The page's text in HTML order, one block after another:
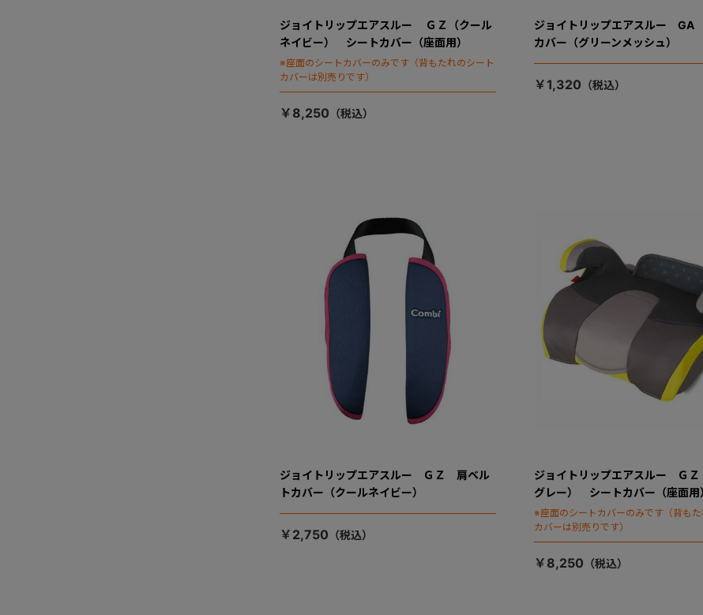
ジョイトリップエアスルー ＧＺ（クール
ネイビー） シートカバー（座面用）
※座面のシートカバーのみです（背もたれのシート
カバーは別売りです）
￥8,250
ジョイトリップエアスルー GA
カバー（グリーンメッシュ）
￥1,320
ジョイトリップエアスルー ＧＺ 肩ベル
トカバー（クールネイビー）
￥2,750
ジョイトリップエアスルー ＧＺ
グレー） シートカバー（座面用
※座面のシートカバーのみです（背もた
カバーは別売りです）
￥8,250